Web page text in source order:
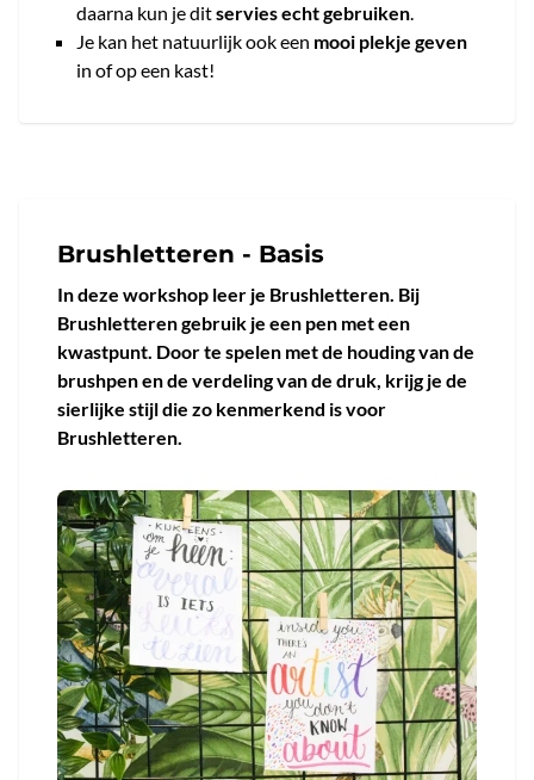
daarna kun je ditservies echt gebruiken.
Je kan het natuurlijk ook een mooi plekje geven
in of op een kast!
Brushletteren - Basis
In deze workshop leer je Brushletteren. Bij
Brushletteren gebruik je een pen met een
kwastpunt. Door te spelen met de houding van de
brushpen en de verdeling van de druk, krijg je de
sierlijke stijl die zo kenmerkend is voor
Brushletteren.